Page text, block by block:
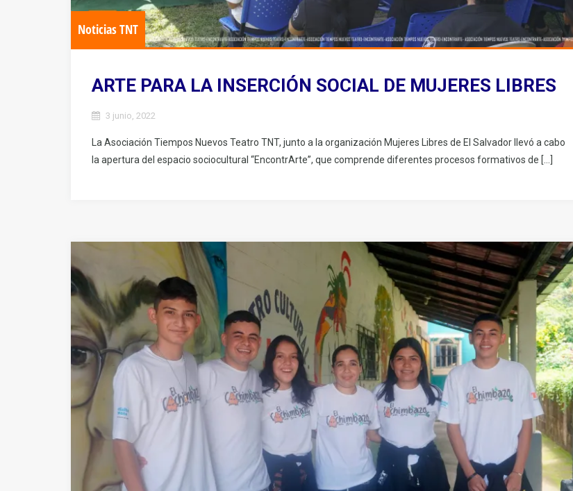
Noticias TNT
ARTE PARA LA INSERCIÓN SOCIAL DE MUJERES LIBRES
3 junio, 2022
La Asociación Tiempos Nuevos Teatro TNT, junto a la organización Mujeres Libres de El Salvador llevó a cabo
la apertura del espacio sociocultural “EncontrArte”, que comprende diferentes procesos formativos de […]